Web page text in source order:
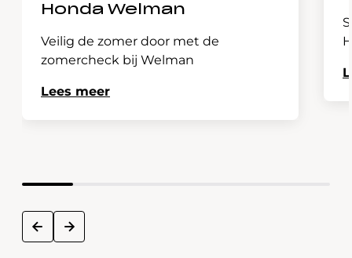
Honda Welman
Veilig de zomer door met de
zomercheck bij Welman
Lees meer
prev next